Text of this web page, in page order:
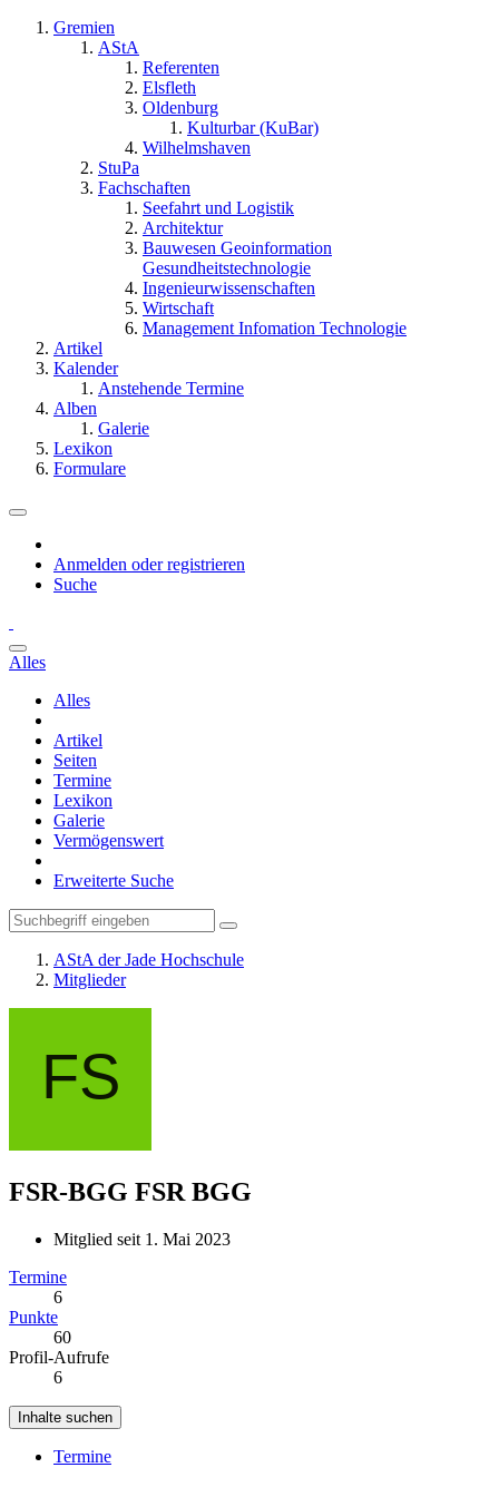
Gremien
AStA
Referenten
Elsfleth
Oldenburg
Kulturbar (KuBar)
Wilhelmshaven
StuPa
Fachschaften
Seefahrt und Logistik
Architektur
Bauwesen Geoinformation
Gesundheitstechnologie
Ingenieurwissenschaften
Wirtschaft
Management Infomation Technologie
Artikel
Kalender
Anstehende Termine
Alben
Galerie
Lexikon
Formulare
Anmelden oder registrieren
Suche
Alles
Alles
Artikel
Seiten
Termine
Lexikon
Galerie
Vermögenswert
Erweiterte Suche
AStA der Jade Hochschule
Mitglieder
FSR-BGG FSR BGG
Mitglied seit 1. Mai 2023
Termine
6
Punkte
60
Profil-Aufrufe
6
Inhalte suchen
Termine